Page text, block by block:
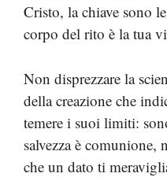
Cristo, la chiave sono
corpo del rito è la tua
Non disprezzare la
della creazione che
temere i suoi limiti:
salvezza è
che un dato ti